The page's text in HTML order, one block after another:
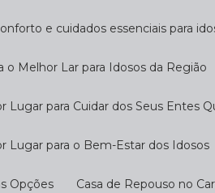
e cuidados essenciais para
o Melhor Lar para Idosos da Região
Lugar para Cuidar dos Seus Entes
Lugar para o Bem-Estar dos Idosos
Opções Casa de Repouso no